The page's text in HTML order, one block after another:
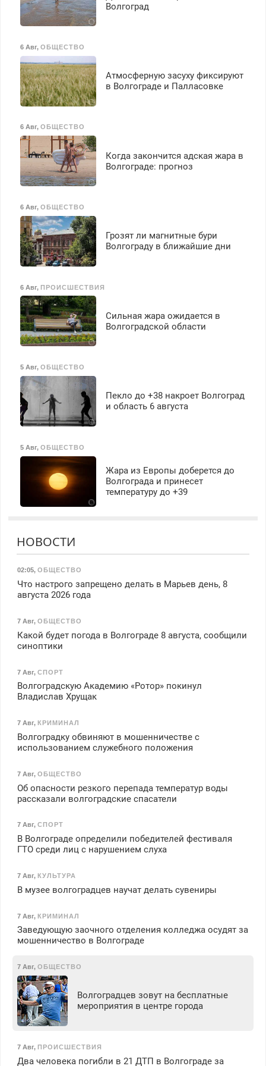
Волгоград
6 Авг, ОБЩЕСТВО
Атмосферную засуху фиксируют
в Волгограде и Палласовке
6 Авг, ОБЩЕСТВО
Когда закончится адская жара в
Волгограде: прогноз
6 Авг, ОБЩЕСТВО
Грозят ли магнитные бури
Волгограду в ближайшие дни
6 Авг, ПРОИСШЕСТВИЯ
Сильная жара ожидается в
Волгоградской области
5 Авг, ОБЩЕСТВО
Пекло до +38 накроет Волгоград
и область 6 августа
5 Авг, ОБЩЕСТВО
Жара из Европы доберется до
Волгограда и принесет
температуру до +39
НОВОСТИ
02:05, ОБЩЕСТВО
Что настрого запрещено делать в Марьев день, 8
августа 2026 года
7 Авг, ОБЩЕСТВО
Какой будет погода в Волгограде 8 августа, сообщили
синоптики
7 Авг, СПОРТ
Волгоградскую Академию «Ротор» покинул
Владислав Хрущак
7 Авг, КРИМИНАЛ
Волгоградку обвиняют в мошенничестве с
использованием служебного положения
7 Авг, ОБЩЕСТВО
Об опасности резкого перепада температур воды
рассказали волгоградские спасатели
7 Авг, СПОРТ
В Волгограде определили победителей фестиваля
ГТО среди лиц с нарушением слуха
7 Авг, КУЛЬТУРА
В музее волгоградцев научат делать сувениры
7 Авг, КРИМИНАЛ
Заведующую заочного отделения колледжа осудят за
мошенничество в Волгограде
7 Авг, ОБЩЕСТВО
Волгоградцев зовут на бесплатные
мероприятия в центре города
7 Авг, ПРОИСШЕСТВИЯ
Два человека погибли в 21 ДТП в Волгограде за